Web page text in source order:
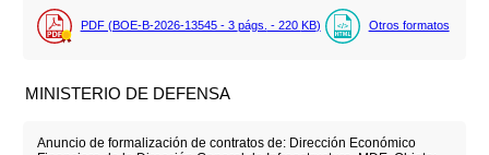
PDF (BOE-B-2026-13545 - 3 págs. - 220 KB) Otros formatos
MINISTERIO DE DEFENSA
Anuncio de formalización de contratos de: Dirección Económico